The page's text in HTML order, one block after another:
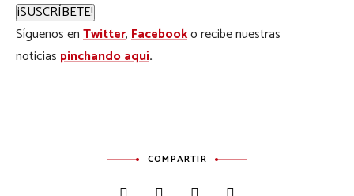
¡SUSCRÍBETE!
Síguenos enTwitter,Facebooko recibe nuestras
noticias pinchando aquí.
COMPARTIR